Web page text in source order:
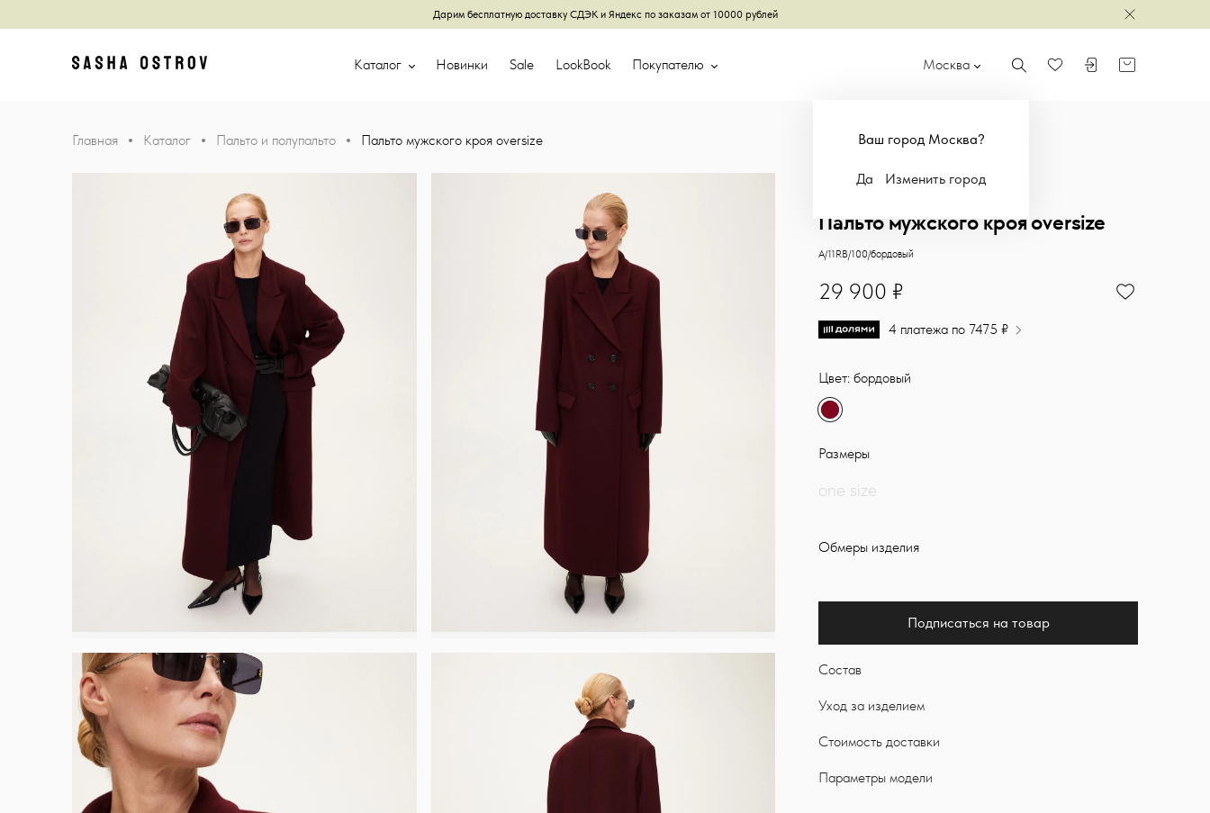
Дарим бесплатную доставку СДЭК и Яндекс по заказам от 10000 рублей Закрыть
Главная Каталог Новинки Sale LookBook Покупателю Москва
Ваш город Москва?
Да Изменить город
Поиск ИзбранноеВойти или
Корзина
Главная Каталог Пальто и полупальто Пальто мужского кроя oversize
ТОЛЬКО ОНЛАЙН
Пальто мужского кроя oversize
Купить Пальто мужского кроя oversize, цвет бордовый по цене
Sasha Ostrov
A/11RB/100/бордовый
29900
29 900 ₽
4 платежа по 7475 ₽
Цвет: бордовый
Размеры
one size
Обмеры изделия
Подписаться на товар
Состав
Уход за изделием
Стоимость доставки
Параметры модели